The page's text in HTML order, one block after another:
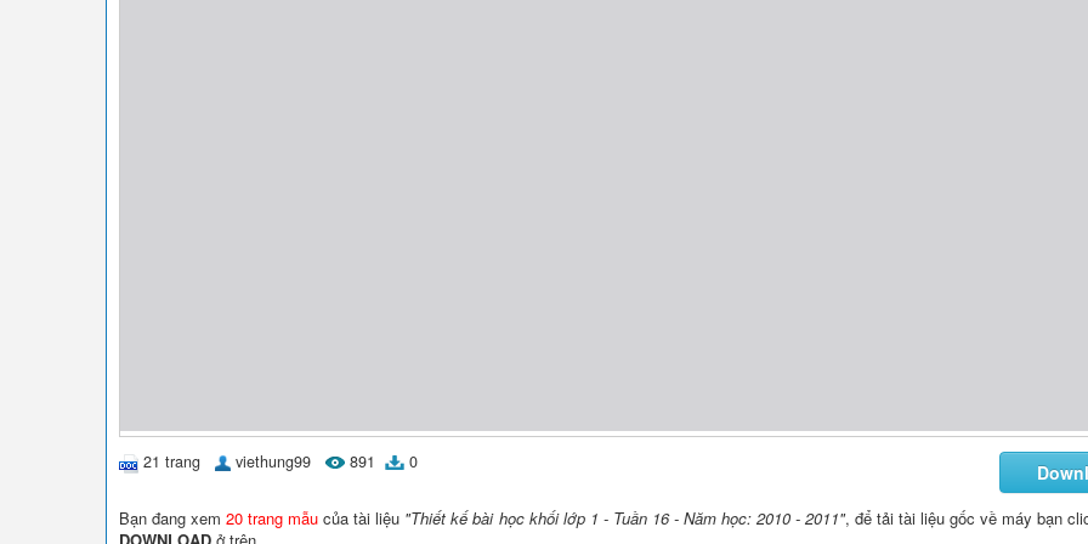
21 trang viethung99 891 0
Bạn đang xem20 trang mẫu của tài liệu "Thiết kế bài học khối lớp 1 - Tuần 16 - Năm học: 2010 - 2011", để tải tài liệu gốc về máy bạn